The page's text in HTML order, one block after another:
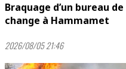
Braquage d’un bureau de
change à Hammamet
2026/08/05 21:46